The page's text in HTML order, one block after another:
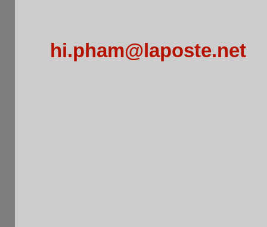
hi.pham@laposte.net